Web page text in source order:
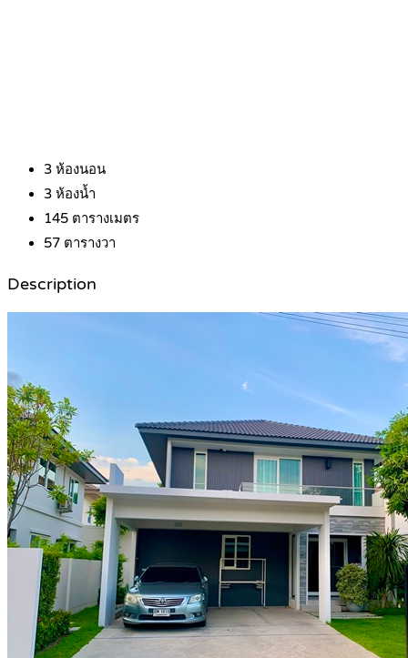
3 ห้องนอน
3 ห้องน้ำ
145 ตารางเมตร
57 ตารางวา
Description